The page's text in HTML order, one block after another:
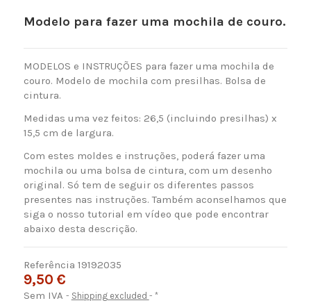
Modelo para fazer uma mochila de couro.
MODELOS e INSTRUÇÕES para fazer uma mochila de
couro. Modelo de mochila com presilhas. Bolsa de
cintura.
Medidas uma vez feitos: 26,5 (incluindo presilhas) x
15,5 cm de largura.
Com estes moldes e instruções, poderá fazer uma
mochila ou uma bolsa de cintura, com um desenho
original. Só tem de seguir os diferentes passos
presentes nas instruções. Também aconselhamos que
siga o nosso tutorial em vídeo que pode encontrar
abaixo desta descrição.
Referência 19192035
9,50 €
Sem IVA Shipping excluded *